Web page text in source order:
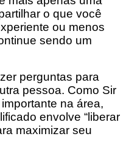
o que você
ou menos
sendo um
perguntas para
pessoa. Como Sir
na área,
envolve “liberar
maximizar seu